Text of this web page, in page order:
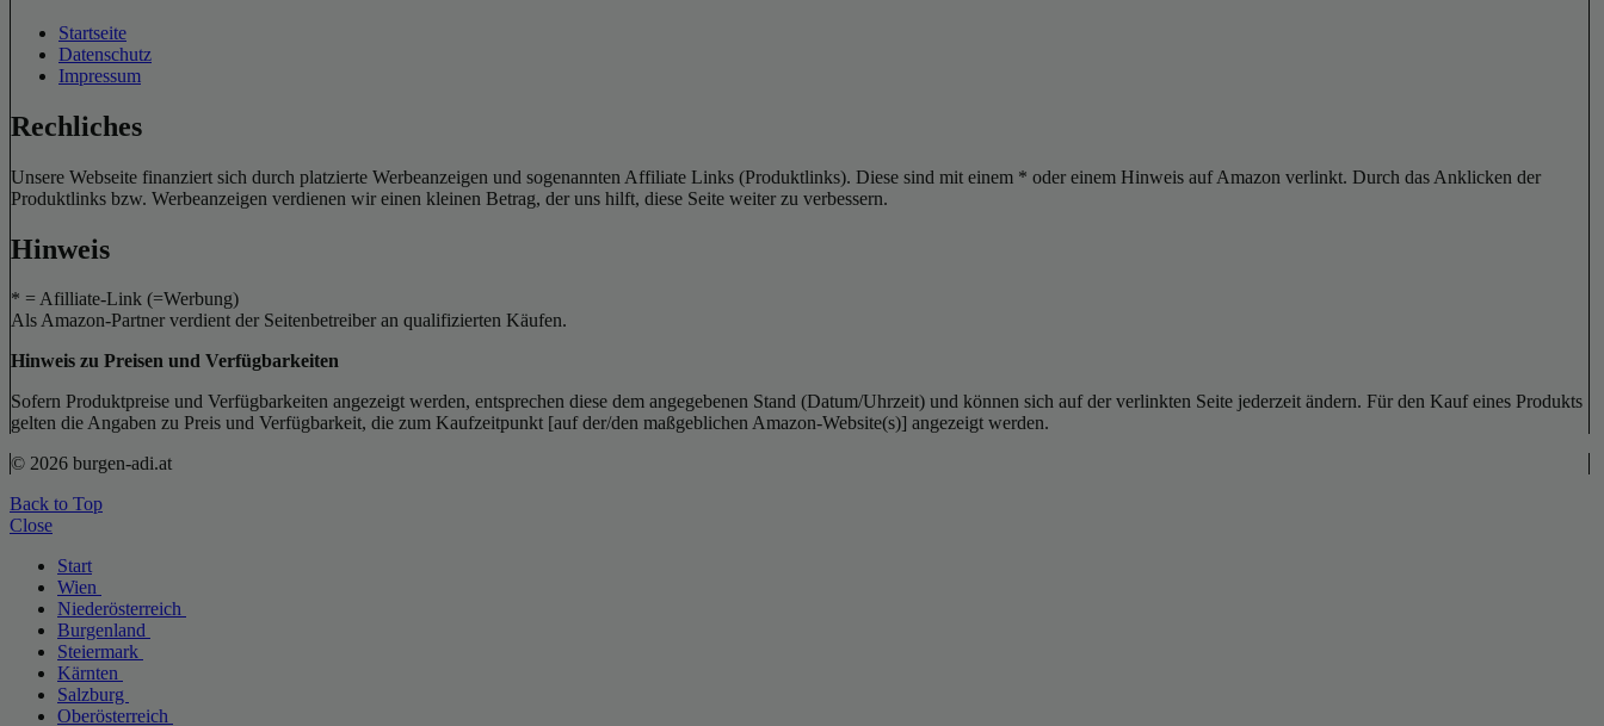
Startseite
Datenschutz
Impressum
Rechliches
Unsere Webseite finanziert sich durch platzierte Werbeanzeigen und sogenannten Affiliate Links (Produktlinks). Diese sind mit einem * oder einem Hinweis auf Amazon verlinkt. Durch das Anklicken der
Produktlinks bzw. Werbeanzeigen verdienen wir einen kleinen Betrag, der uns hilft, diese Seite weiter zu verbessern.
Hinweis
* = Afilliate-Link (=Werbung)
Als Amazon-Partner verdient der Seitenbetreiber an qualifizierten Käufen.
Hinweis zu Preisen und Verfügbarkeiten
Sofern Produktpreise und Verfügbarkeiten angezeigt werden, entsprechen diese dem angegebenen Stand (Datum/Uhrzeit) und können sich auf der verlinkten Seite jederzeit ändern. Für den Kauf eines Produkts
gelten die Angaben zu Preis und Verfügbarkeit, die zum Kaufzeitpunkt [auf der/den maßgeblichen Amazon-Website(s)] angezeigt werden.
© 2026 burgen-adi.at
Back to Top
Close
Start
Wien
Niederösterreich
Burgenland
Steiermark
Kärnten
Salzburg
Oberösterreich